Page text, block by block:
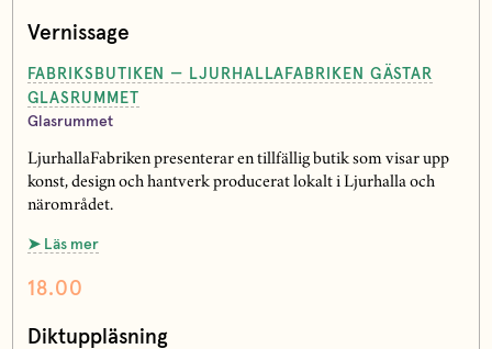
Vernissage
FABRIKSBUTIKEN — LJURHALLAFABRIKEN GÄSTAR
GLASRUMMET
Glasrummet
LjurhallaFabriken presenterar en tillfällig butik som visar upp
konst, design och hantverk producerat lokalt i Ljurhalla och
närområdet.
➤ Läs mer
18.00
Diktuppläsning